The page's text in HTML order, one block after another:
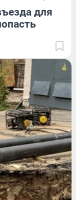
для